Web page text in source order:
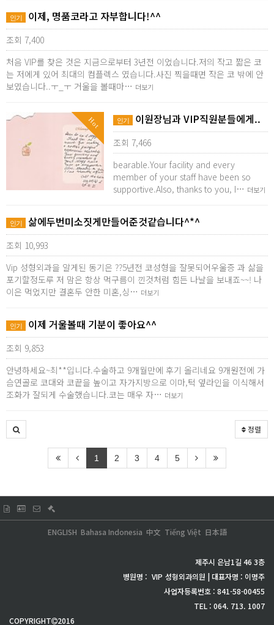
인기 이제, 명품코라고 자부합니다!^^
조회 7,400
처음 VIP를 찾은 것은 지금으로부터 3년전 이었습니다.저의 작고 짧은 코
는 저에게 있어 최대의 컴플렉스 였습니다.사진 찍을때면 작은 코 밖에 안
보였습니다..ㅜ_ㅜ 거울을 볼때마… 더보기
Hot 인기 이원장님과 VIP직원분들에게..
조회 7,466
bearable.Your facility and every
member of your staff have been so
supportive.Also, thanks to you, I… 더보기
인기 삶에두번미소짓게만들어준것같습니다^*^
조회 10,993
Vip 성형외과을 알게된 동기은 ??5년전 코성형을 잘못되어우울증 과 삶을
포기할정도루 저 맘은 항상 먹구름이 낀것처럼 힘든 나날을 보내죠~~! 나
이은 먹었지만 결혼두 안한 미혼,싱… 더보기
인기 이제 거울볼때 기분이 좋아요^^
조회 9,853
안녕하세요~최**입니다.수술하고 9개월만에 후기 올리네요 9개원전에 가
슴연골로 코대와 코끝을 높이고 자가지방으로 이마,턱 옆라인을 이식해서
조화가 잘되게 수술했습니다.코는 매우 자… 더보기
정렬
1 2 3 4 5
日本語
Tiếng Việt
中文
Bahasa Indonesia
ENGLISH
제주시 은남1길 46 3층
병원명 : VIP 성형외과의원 | 대표자명 : 이명주
사업자등록번호 : 841-58-00455
TEL : 064. 713. 1007
COPYRIGHT
2016